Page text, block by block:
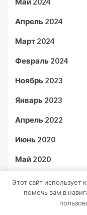
Апрель 2024
Март 2024
Февраль 2024
Ноябрь 2023
Январь 2023
Апрель 2022
Июнь 2020
Май 2020
Июль 2019
Этот сайт использует
помочь вам в